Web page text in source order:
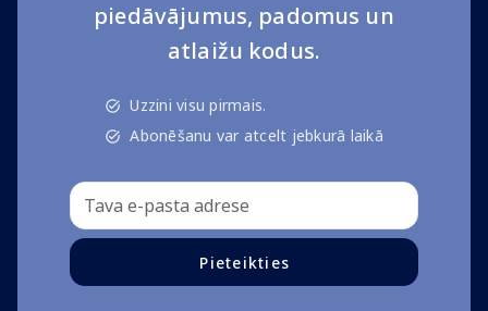
piedāvājumus, padomus un
atlaižu kodus.
Uzzini visu pirmais.
Abonēšanu var atcelt jebkurā laikā
Pieteikties